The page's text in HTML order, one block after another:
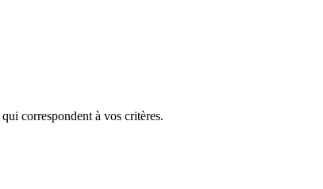
qui correspondent à vos critères.